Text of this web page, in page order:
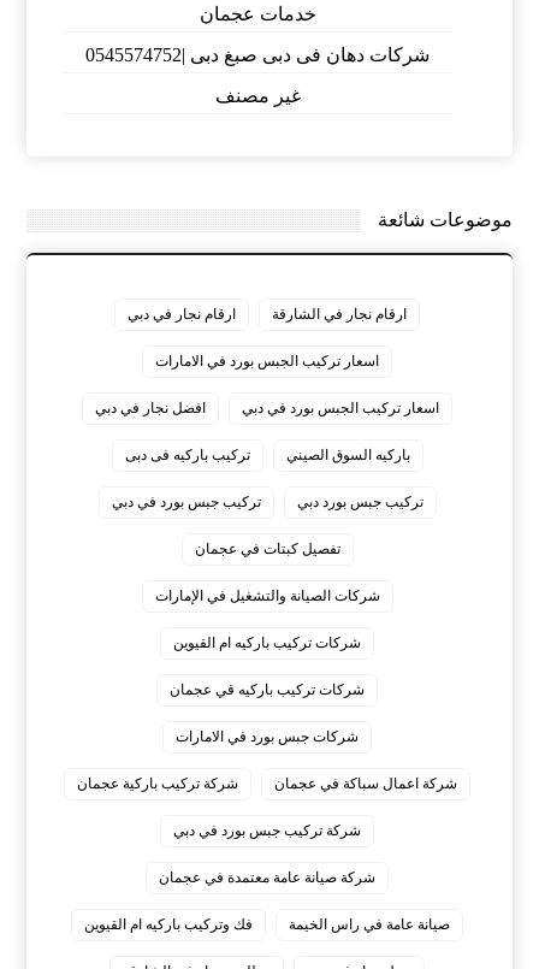
خدمات عجمان
شركات دهان فى دبى صبغ دبى |0545574752
غير مصنف
موضوعات شائعة
ارقام نجار في الشارقة ارقام نجار في دبي
اسعار تركيب الجبس بورد في الامارات
اسعار تركيب الجبس بورد في دبي افضل نجار في دبي
باركيه السوق الصيني تركيب باركيه فى دبى
تركيب جبس بورد دبي تركيب جبس بورد في دبي
تفصيل كبتات في عجمان
شركات الصيانة والتشغيل في الإمارات
شركات تركيب باركيه ام القيوين
شركات تركيب باركيه في عجمان
شركات جبس بورد في الامارات
شركة اعمال سباكة في عجمان شركة تركيب باركية عجمان
شركة تركيب جبس بورد في دبي
شركة صيانة عامة معتمدة في عجمان
صيانة عامة في راس الخيمة فك وتركيب باركيه ام القيوين